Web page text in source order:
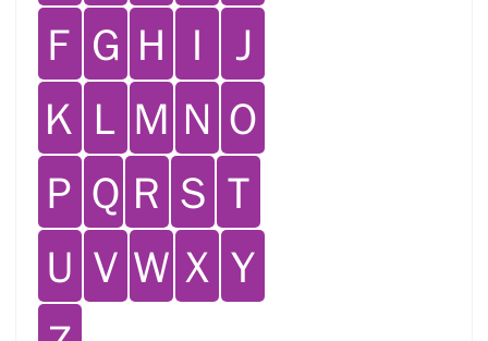
Ｆ Ｇ Ｈ Ｉ Ｊ
Ｋ Ｌ Ｍ Ｎ Ｏ
Ｐ Ｑ Ｒ Ｓ Ｔ
Ｕ Ｖ Ｗ Ｘ Ｙ